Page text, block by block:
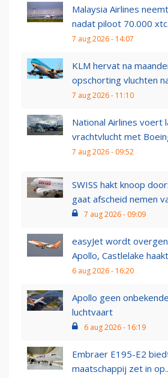
Malaysia Airlines
nadat piloot 70.000
7 aug 2026 - 14:07
KLM hervat na
opschorting vluchten
7 aug 2026 - 11:10
National Airlines voert
vrachtvlucht met
7 aug 2026 - 09:52
SWISS hakt knoop
gaat afscheid nemen
7 aug 2026 - 09:09
easyJet wordt
Apollo, Castlelake
6 aug 2026 - 16:20
Apollo geen
luchtvaart
6 aug 2026 - 16:19
Embraer E195-E2
maatschappij zet in